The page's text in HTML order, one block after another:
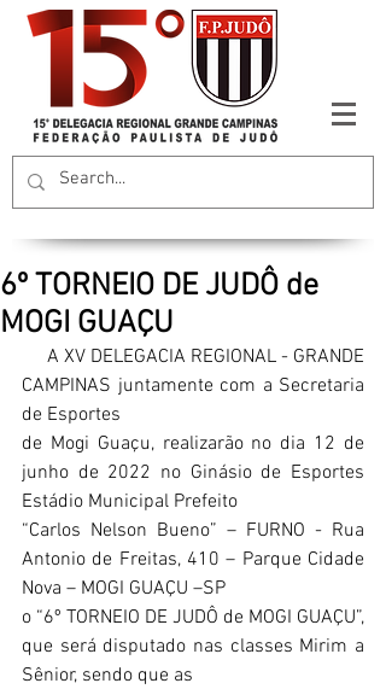
6º TORNEIO DE JUDÔ de
MOGI GUAÇU
CAMPINAS juntamente com a Secretaria
de Esportes
de Mogi Guaçu, realizarão no dia 12 de
junho de 2022 no Ginásio de Esportes
Estádio Municipal Prefeito
“Carlos Nelson Bueno” – FURNO - Rua
Antonio de Freitas, 410 – Parque Cidade
Nova – MOGI GUAÇU –SP
o “6º TORNEIO DE JUDÔ de MOGI GUAÇU”,
que será disputado nas classes Mirim a
Sênior, sendo que as